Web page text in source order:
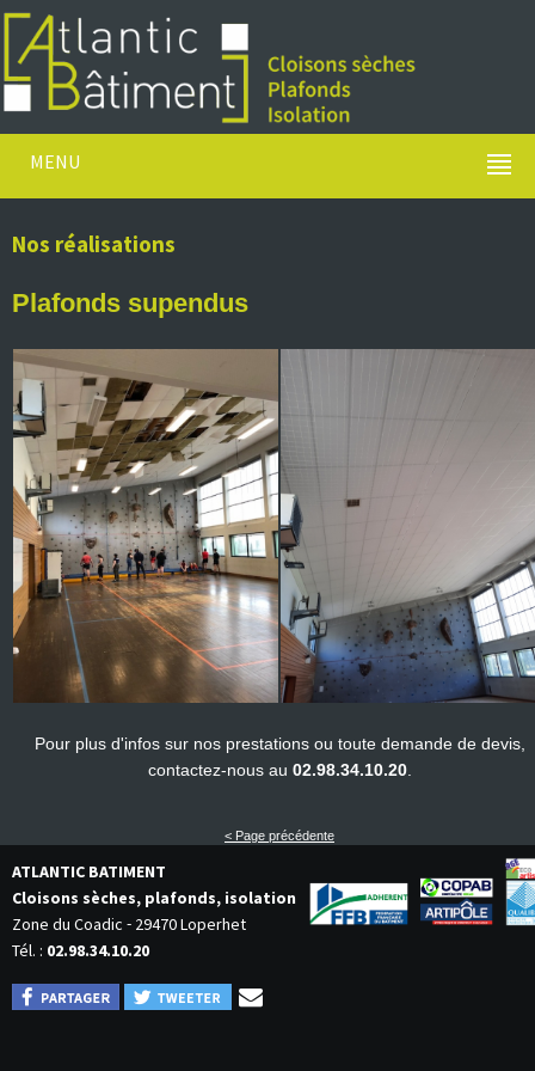
MENU
Nos réalisations
Plafonds supendus
Pour plus d'infos sur nos prestations ou toute demande de devis,
contactez-nous au 02.98.34.10.20.
< Page précédente
ATLANTIC BATIMENT
Cloisons sèches, plafonds, isolation
Zone du Coadic - 29470Loperhet
Tél. : 02.98.34.10.20